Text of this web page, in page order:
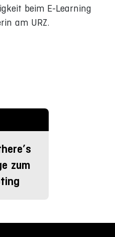
beim E-Learning
am URZ.
zum